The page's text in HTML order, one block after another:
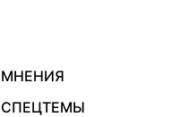
МНЕНИЯ
СПЕЦТЕМЫ